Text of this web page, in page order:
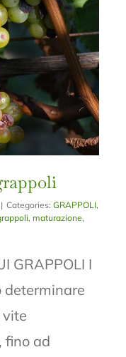
| Categories:GRAPPOLI,
,maturazione,
GRAPPOLI I
fino ad